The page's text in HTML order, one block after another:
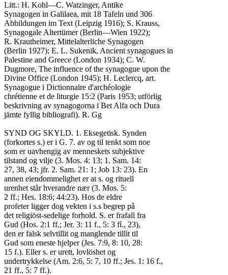
Litt.: H. Kohl—C. Watzinger, Antike
Synagogen in Galilaea, mit 18 Tafeln und 306
Abbildungen im Text (Leipzig 1916); S. Krauss,
Synagogale Altertümer (Berlin—Wien 1922);
R. Krautheimer, Mittelalterliche Synagogen
(Berlin 1927); E. L. Sukenik, Ancient synagogues in
Palestine and Greece (London 1934); C. W.
Dugmore, The influence of the synagogue upon the
Divine Office (London 1945); H. Leclercq, art.
Synagogue i Dictionnaire d'archéologie
chrétienne et de liturgie 15:2 (Paris 1953; utförlig
beskrivning av synagogorna i Bet Alfa och Dura
jämte fyllig bibliografi). R. Gg
SYND OG SKYLD. 1. Eksegetisk. Synden
(forkortes s.) er i G. 7. av og til tenkt som noe
som er uavhengig av menneskets subjektive
tilstand og vilje (3. Mos. 4: 13; 1. Sam. 14:
27, 38, 43; jfr. 2. Sam. 21: 1; Job 13: 23). En
annen eiendommelighet er at s. og rituell
urenhet står hverandre nær (3. Mos. 5:
2 ff.; Hes. 18:6; 44:23). Hos de eldre
profeter ligger dog vekten i s.s begrep på
det religiöst-sedelige forhold. S. er frafall fra
Gud (Hos. 2:1 ff.; Jer. 3: 11 f., 5: 3 fí., 23),
den er falsk selvtillit og manglende tillit til
Gud som eneste hjelper (Jes. 7:9, 8: 10, 28:
15 f.). Eller s. er urett, lovlöshet og
undertrykkelse (Am. 2:6, 5: 7, 10 ff.; Jes. 1: 16 f.,
21 ff., 5: 7 ff.).